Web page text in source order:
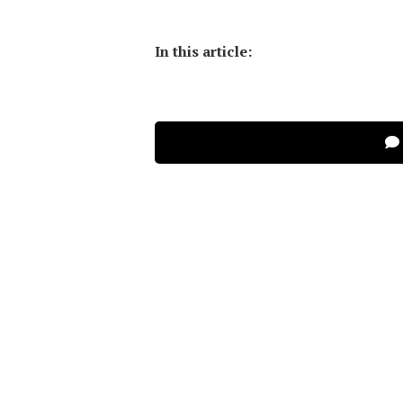
In this article: